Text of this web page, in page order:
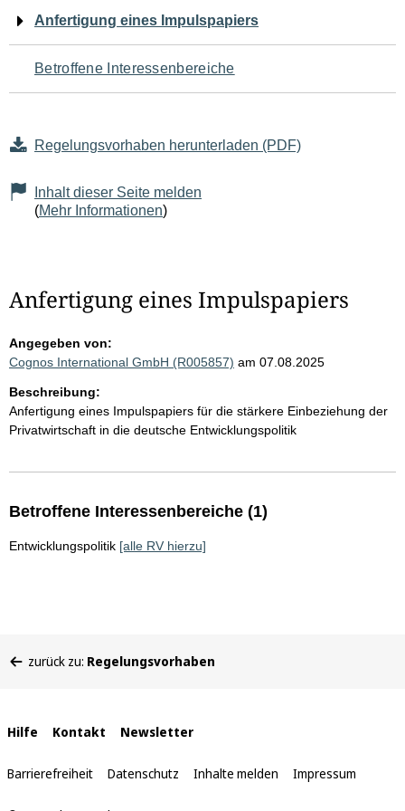
Navigation
für
den
Seiteninhalt
Anfertigung eines Impulspapiers
Betroffene Interessenbereiche
Regelungsvorhaben herunterladen (PDF)
Inhalt dieser Seite melden
(Mehr Informationen)
Anfertigung eines Impulspapiers
Angegeben von:
Cognos International GmbH (R005857) am 07.08.2025
Beschreibung:
Anfertigung eines Impulspapiers für die stärkere Einbeziehung der
Privatwirtschaft in die deutsche Entwicklungspolitik
Betroffene Interessenbereiche (1)
Entwicklungspolitik [alle RV hierzu]
befinden
zurück zu: Regelungsvorhaben
Interne
Links
Hilfe Kontakt Newsletter
Barrierefreiheit Datenschutz Inhalte melden Impressum